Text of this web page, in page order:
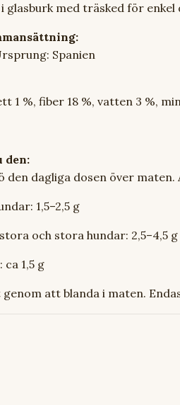
glasburk med träsked för enkel
Spanien
1 %, fiber 18 %, vatten 3 %,
den:
den dagliga dosen över
1,5–2,5 g
och stora hundar: 2,5–4,5 g
1,5 g
att blanda i maten.